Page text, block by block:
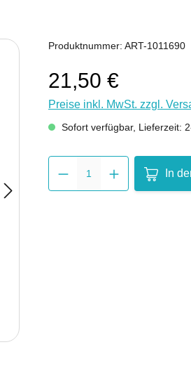
Produktnummer: ART-1011690
21,50 €
Preise inkl. MwSt. zzgl.
Sofort verfügbar, Lieferzeit:
In